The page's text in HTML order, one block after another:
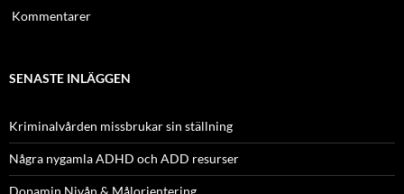
Kommentarer
SENASTE INLÄGGEN
Kriminalvården missbrukar sin ställning
Några nygamla ADHD och ADD resurser